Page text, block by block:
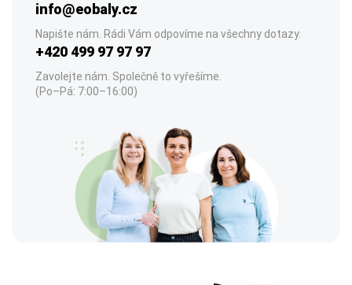
info@eobaly.cz
Napište nám. Rádi Vám odpovíme na všechny dotazy.
+420 499 97 97 97
Zavolejte nám. Společně to vyřešíme.
(Po–Pá: 7:00–16:00)